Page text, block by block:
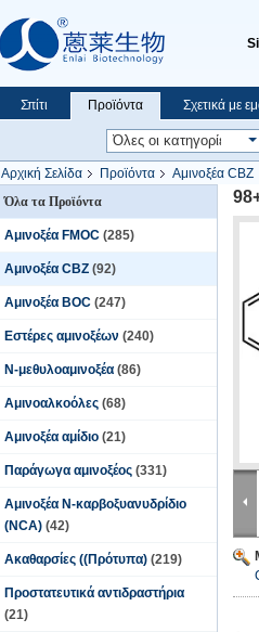
Σπίτι Προϊόντα Σχετικά με
Αρχική Σελίδα Προϊόντα
Αμινοξέα CBZ
Όλα τα Προϊόντα
Αμινοξέα FMOC (285)
Αμινοξέα CBZ (92)
Αμινοξέα BOC (247)
Εστέρες αμινοξέων (240)
Ν-μεθυλοαμινοξέα (86)
Αμινοαλκοόλες (68)
Αμινοξέα αμίδιο (21)
Παράγωγα αμινοξέος (331)
Αμινοξέα N-καρβοξυανυδρίδιο
(NCA) (42)
Ακαθαρσίες ((Πρότυπα) (219)
Προστατευτικά αντιδραστήρια
(21)